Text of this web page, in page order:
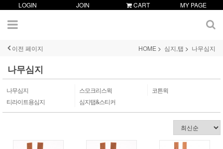
LOGIN JOIN CART MY PAGE
이전 페이지 HOME 심지,탭 나무심지
나무심지
나무심지 스모크리스윅
코튼윅
티라이트용심지
심지탭&스티커